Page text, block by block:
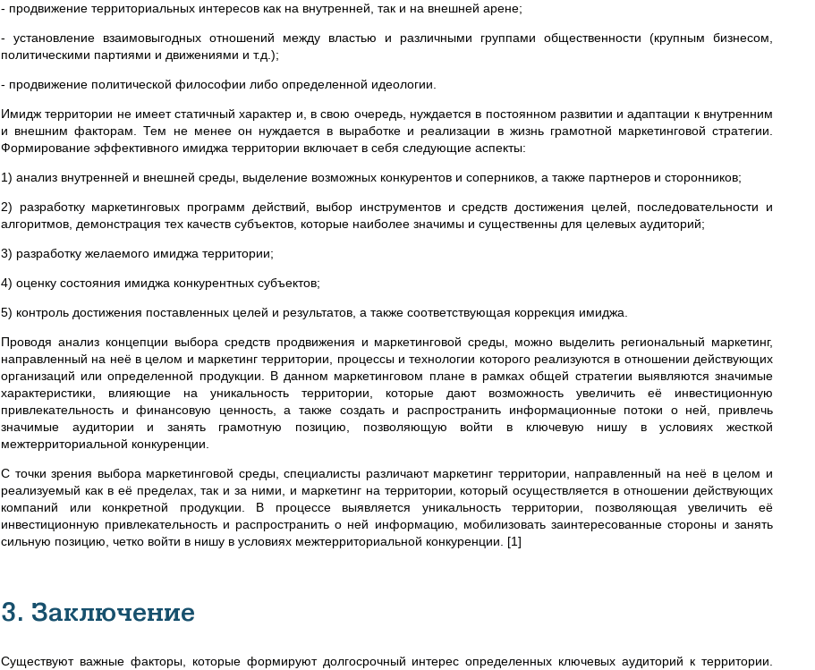
- продвижение территориальных интересов как на внутренней, так и на внешней арене;
- установление взаимовыгодных отношений между властью и различными группами общественности (крупным бизнесом,
политическими партиями и движениями и т.д.);
- продвижение политической философии либо определенной идеологии.
Имидж территории не имеет статичный характер и, в свою очередь, нуждается в постоянном развитии и адаптации к внутренним
и внешним факторам. Тем не менее он нуждается в выработке и реализации в жизнь грамотной маркетинговой стратегии.
Формирование эффективного имиджа территории включает в себя следующие аспекты:
1) анализ внутренней и внешней среды, выделение возможных конкурентов и соперников, а также партнеров и сторонников;
2) разработку маркетинговых программ действий, выбор инструментов и средств достижения целей, последовательности и
алгоритмов, демонстрация тех качеств субъектов, которые наиболее значимы и существенны для целевых аудиторий;
3) разработку желаемого имиджа территории;
4) оценку состояния имиджа конкурентных субъектов;
5) контроль достижения поставленных целей и результатов, а также соответствующая коррекция имиджа.
Проводя анализ концепции выбора средств продвижения и маркетинговой среды, можно выделить региональный маркетинг,
направленный на неё в целом и маркетинг территории, процессы и технологии которого реализуются в отношении действующих
организаций или определенной продукции. В данном маркетинговом плане в рамках общей стратегии выявляются значимые
характеристики, влияющие на уникальность территории, которые дают возможность увеличить её инвестиционную
привлекательность и финансовую ценность, а также создать и распространить информационные потоки о ней, привлечь
значимые аудитории и занять грамотную позицию, позволяющую войти в ключевую нишу в условиях жесткой
межтерриториальной конкуренции.
С точки зрения выбора маркетинговой среды, специалисты различают маркетинг территории, направленный на неё в целом и
реализуемый как в её пределах, так и за ними, и маркетинг на территории, который осуществляется в отношении действующих
компаний или конкретной продукции. В процессе выявляется уникальность территории, позволяющая увеличить её
инвестиционную привлекательность и распространить о ней информацию, мобилизовать заинтересованные стороны и занять
сильную позицию, четко войти в нишу в условиях межтерриториальной конкуренции. [1]
3. Заключение
Существуют важные факторы, которые формируют долгосрочный интерес определенных ключевых аудиторий к территории.